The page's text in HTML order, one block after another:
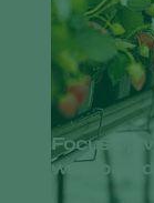
Focus op